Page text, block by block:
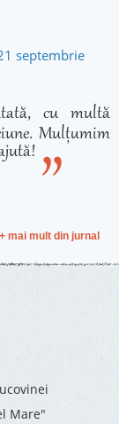
septembrie
cu multă
Mulțumim
+ mai mult din jurnal
Mare"